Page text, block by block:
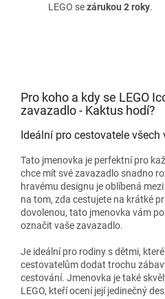
LEGO sezárukou 2 roky.
Pro koho a kdy se LEGO
zavazadlo - Kaktus hodí?
Ideální pro cestovatele
Tato jmenovka je perfektní pro
chce mít své zavazadlo snadno
hravému designu je oblíbená
na tom, zda cestujete na krátké
dovolenou, tato jmenovka vám
označit vaše zavazadlo.
Je ideální pro rodiny s dětmi,
cestovatelům dodat trochu
cestování. Jmenovka je také
LEGO, kteří ocení její jedinečný